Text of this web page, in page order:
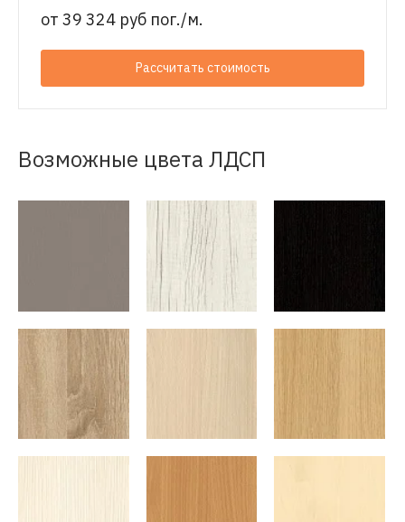
от 39 324 руб пог./м.
Рассчитать стоимость
Возможные цвета ЛДСП